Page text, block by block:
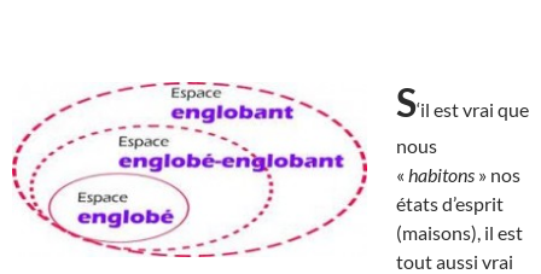
S‘il est vrai que
nous
« habitons » nos
états d’esprit
(maisons), il est
tout aussi vrai